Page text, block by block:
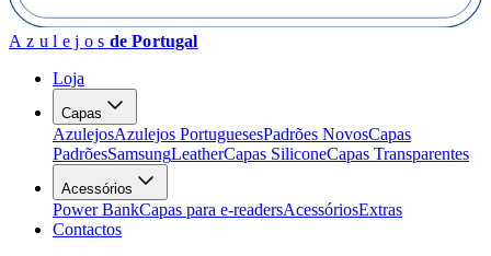
Azulejos de Portugal
Loja
Capas
AzulejosAzulejos PortuguesesPadrões NovosCapas
PadrõesSamsungLeatherCapas SiliconeCapas Transparentes
Acessórios
Power BankCapas para e-readersAcessóriosExtras
Contactos